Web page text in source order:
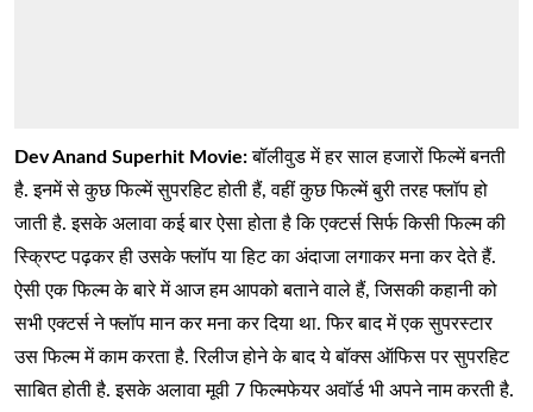
Dev Anand Superhit Movie:बॉलीवुड में हर साल हजारों फिल्में बनती
है. इनमें से कुछ फिल्में सुपरहिट होती हैं, वहीं कुछ फिल्में बुरी तरह फ्लॉप हो
जाती है. इसके अलावा कई बार ऐसा होता है कि एक्टर्स सिर्फ किसी फिल्म की
स्क्रिप्ट पढ़कर ही उसके फ्लॉप या हिट का अंदाजा लगाकर मना कर देते हैं.
ऐसी एक फिल्म के बारे में आज हम आपको बताने वाले हैं, जिसकी कहानी को
सभी एक्टर्स ने फ्लॉप मान कर मना कर दिया था. फिर बाद में एक सुपरस्टार
उस फिल्म में काम करता है. रिलीज होने के बाद ये बॉक्स ऑफिस पर सुपरहिट
साबित होती है. इसके अलावा मूवी 7 फिल्मफेयर अवॉर्ड भी अपने नाम करती है.